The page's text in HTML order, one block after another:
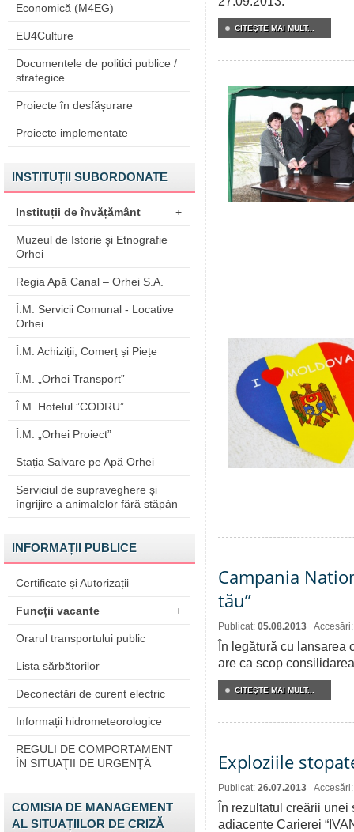
Economică (M4EG)
EU4Culture
Documentele de politici publice /
strategice
Proiecte în desfășurare
Proiecte implementate
INSTITUȚII SUBORDONATE
Instituții de învățământ +
Muzeul de Istorie şi Etnografie
Orhei
Regia Apă Canal – Orhei S.A.
Î.M. Servicii Comunal - Locative
Orhei
Î.M. Achiziții, Comerț și Piețe
Î.M. „Orhei Transport”
Î.M. Hotelul ”CODRU”
Î.M. „Orhei Proiect”
Stația Salvare pe Apă Orhei
Serviciul de supraveghere și
îngrijire a animalelor fără stăpân
INFORMAȚII PUBLICE
Certificate și Autorizații
Funcții vacante +
Orarul transportului public
Lista sărbătorilor
Deconectări de curent electric
Informații hidrometeorologice
REGULI DE COMPORTAMENT
ÎN SITUAŢII DE URGENŢĂ
COMISIA DE MANAGEMENT
AL SITUAȚIILOR DE CRIZĂ
CITEŞTE MAI MULT...
Campania
tău”
Publicat: 05.08.2013
În legătură cu lansarea
are ca scop
CITEŞTE MAI MULT...
Exploziile
Publicat: 26.07.2013
În rezultatul creării
adiacente Carierei